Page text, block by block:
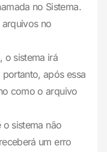
no Sistema.
no
o sistema irá
após essa
como o arquivo
sistema não
um erro